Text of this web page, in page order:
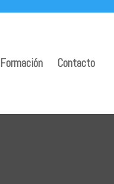
Formación Contacto